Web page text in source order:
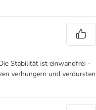
Stabilität ist einwandfrei -
verhungern und verdursten